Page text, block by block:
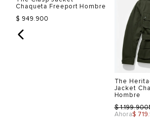
Chaqueta Freeport Hombre
$ 949.900
The
Jacket
Hombre
$1.199.900
Ahora$